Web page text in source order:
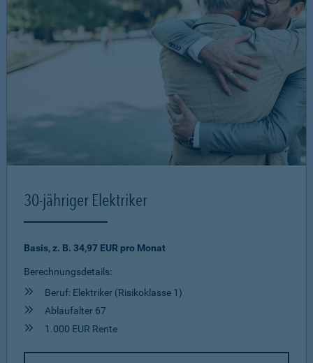
30-jähriger Elektriker
Basis, z. B. 34,97 EUR pro Monat
Berechnungsdetails:
Beruf: Elektriker (Risikoklasse 1)
Ablaufalter 67
1.000 EUR Rente